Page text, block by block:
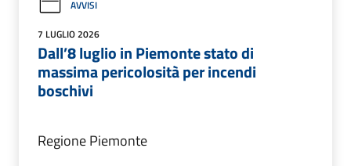
AVVISI
7 LUGLIO 2026
Dall’8 luglio in Piemonte stato di
massima pericolosità per incendi
boschivi
Regione Piemonte